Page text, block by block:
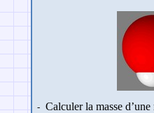
- Calculer la masse d’une